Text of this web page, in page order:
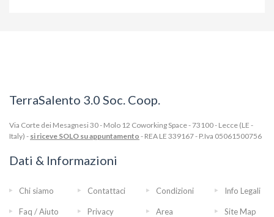
TerraSalento 3.0 Soc. Coop.
Via Corte dei Mesagnesi 30 - Molo 12 Coworking Space - 73100 - Lecce (LE -
Italy) - si riceve SOLO su appuntamento - REA LE 339167 - P.Iva 05061500756
Dati & Informazioni
Chi siamo Contattaci Condizioni Info Legali
Faq / Aiuto Privacy Area Site Map